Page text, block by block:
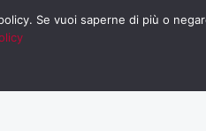
Se vuoi saperne di più o